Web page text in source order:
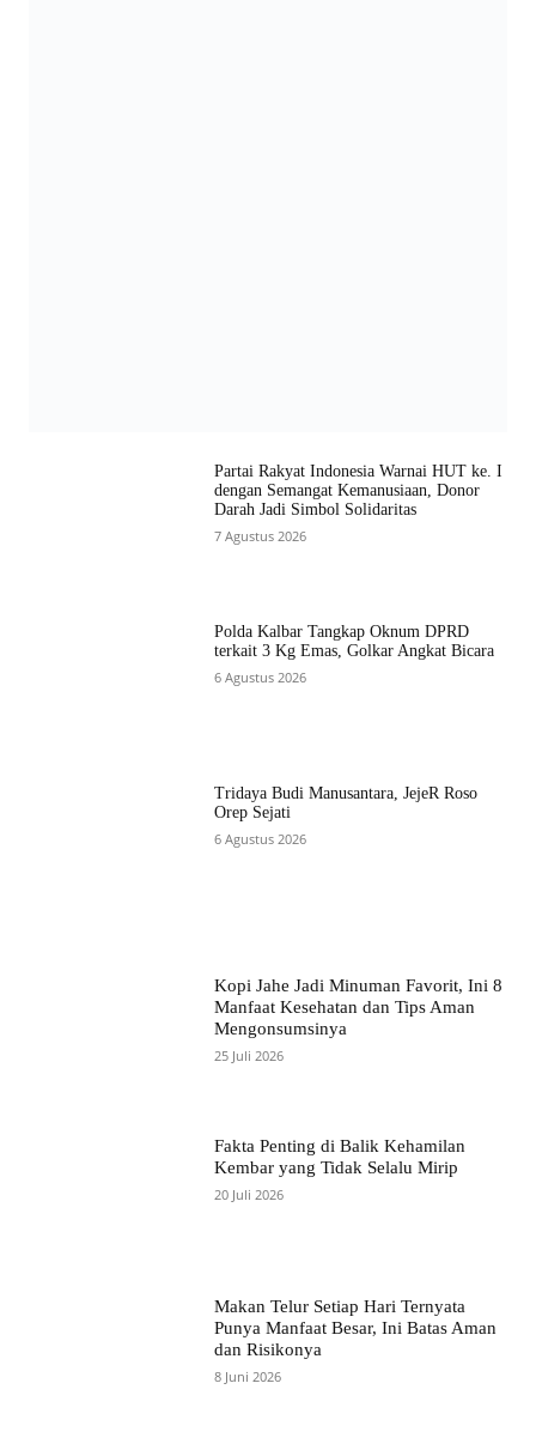
Partai Rakyat Indonesia Warnai HUT ke. I
dengan Semangat Kemanusiaan, Donor
Darah Jadi Simbol Solidaritas
7 Agustus 2026
Polda Kalbar Tangkap Oknum DPRD
terkait 3 Kg Emas, Golkar Angkat Bicara
6 Agustus 2026
Tridaya Budi Manusantara, JejeR Roso
Orep Sejati
6 Agustus 2026
Kopi Jahe Jadi Minuman Favorit, Ini 8
Manfaat Kesehatan dan Tips Aman
Mengonsumsinya
25 Juli 2026
Fakta Penting di Balik Kehamilan
Kembar yang Tidak Selalu Mirip
20 Juli 2026
Makan Telur Setiap Hari Ternyata
Punya Manfaat Besar, Ini Batas Aman
dan Risikonya
8 Juni 2026